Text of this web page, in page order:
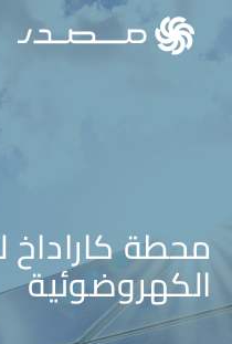
محطة
الكهروضوئية